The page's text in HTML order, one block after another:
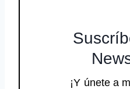
¡Y únete a